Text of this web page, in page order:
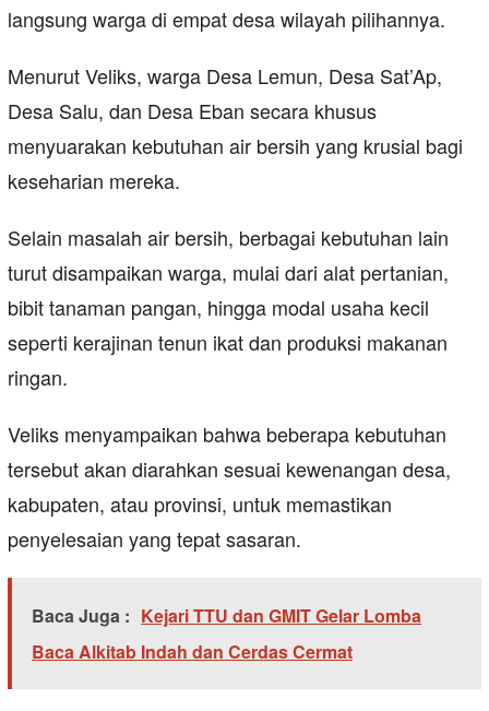
langsung warga di empat desa wilayah pilihannya.
Menurut Veliks, warga Desa Lemun, Desa Sat’Ap,
Desa Salu, dan Desa Eban secara khusus
menyuarakan kebutuhan air bersih yang krusial bagi
keseharian mereka.
Selain masalah air bersih, berbagai kebutuhan lain
turut disampaikan warga, mulai dari alat pertanian,
bibit tanaman pangan, hingga modal usaha kecil
seperti kerajinan tenun ikat dan produksi makanan
ringan.
Veliks menyampaikan bahwa beberapa kebutuhan
tersebut akan diarahkan sesuai kewenangan desa,
kabupaten, atau provinsi, untuk memastikan
penyelesaian yang tepat sasaran.
Baca Juga : Kejari TTU dan GMIT Gelar Lomba
Baca Alkitab Indah dan Cerdas Cermat